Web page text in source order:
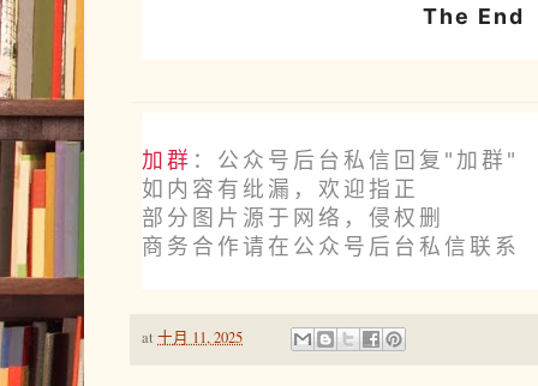
The End
加群 ：公众号后台私信回复"加群"
如内容有纰漏，欢迎指正
部分图片源于网络，侵权删
商务合作请在公众号后台私信联系
at 十月 11, 2025